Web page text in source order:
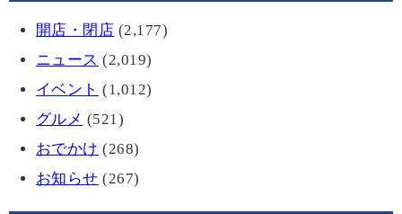
開店・閉店 (2,177)
ニュース (2,019)
イベント (1,012)
グルメ (521)
おでかけ (268)
お知らせ (267)